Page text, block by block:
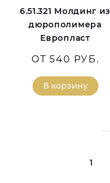
6.51.321 Молдинг из
дюрополимера
Европласт
ОТ 540 РУБ.
В корзину
1